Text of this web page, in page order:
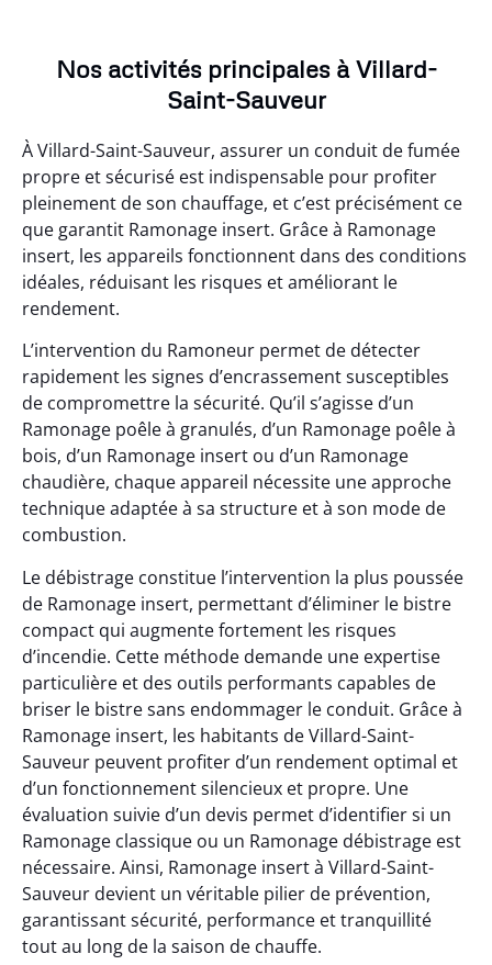
Nos activités principales à Villard-
Saint-Sauveur
À Villard-Saint-Sauveur, assurer un conduit de fumée
propre et sécurisé est indispensable pour profiter
pleinement de son chauffage, et c’est précisément ce
que garantit Ramonage insert. Grâce à Ramonage
insert, les appareils fonctionnent dans des conditions
idéales, réduisant les risques et améliorant le
rendement.
L’intervention du Ramoneur permet de détecter
rapidement les signes d’encrassement susceptibles
de compromettre la sécurité. Qu’il s’agisse d’un
Ramonage poêle à granulés, d’un Ramonage poêle à
bois, d’un Ramonage insert ou d’un Ramonage
chaudière, chaque appareil nécessite une approche
technique adaptée à sa structure et à son mode de
combustion.
Le débistrage constitue l’intervention la plus poussée
de Ramonage insert, permettant d’éliminer le bistre
compact qui augmente fortement les risques
d’incendie. Cette méthode demande une expertise
particulière et des outils performants capables de
briser le bistre sans endommager le conduit. Grâce à
Ramonage insert, les habitants de Villard-Saint-
Sauveur peuvent profiter d’un rendement optimal et
d’un fonctionnement silencieux et propre. Une
évaluation suivie d’un devis permet d’identifier si un
Ramonage classique ou un Ramonage débistrage est
nécessaire. Ainsi, Ramonage insert à Villard-Saint-
Sauveur devient un véritable pilier de prévention,
garantissant sécurité, performance et tranquillité
tout au long de la saison de chauffe.